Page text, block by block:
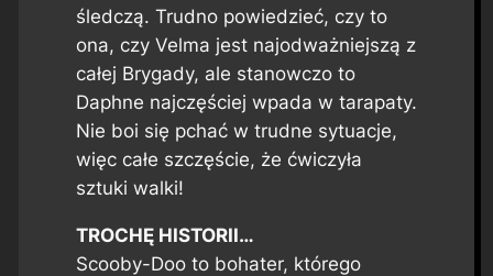
śledczą. Trudno powiedzieć, czy to
ona, czy Velma jest najodważniejszą z
całej Brygady, ale stanowczo to
Daphne najczęściej wpada w tarapaty.
Nie boi się pchać w trudne sytuacje,
więc całe szczęście, że ćwiczyła
sztuki walki!
TROCHĘ HISTORII…
Scooby-Doo to bohater, którego